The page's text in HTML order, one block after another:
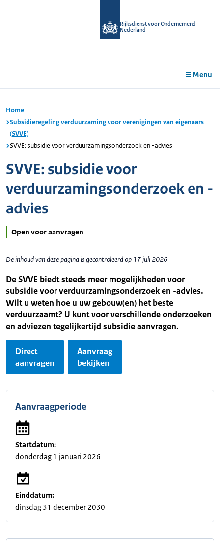
Rijksdienst voor Ondernemend
Nederland
Menu
Home
Subsidieregeling verduurzaming voor verenigingen van eigenaars
(SVVE)
SVVE: subsidie voor verduurzamingsonderzoek en -advies
SVVE: subsidie voor
verduurzamingsonderzoek en -
advies
Open voor aanvragen
De inhoud van deze pagina is gecontroleerd op 17 juli 2026
De SVVE biedt steeds meer mogelijkheden voor
subsidie voor verduurzamingsonderzoek en -advies.
Wilt u weten hoe u uw gebouw(en) het beste
verduurzaamt? U kunt voor verschillende onderzoeken
en adviezen tegelijkertijd subsidie aanvragen.
Direct
aanvragen
Aanvraag
bekijken
Aanvraagperiode
Startdatum:
donderdag 1 januari 2026
Einddatum:
dinsdag 31 december 2030